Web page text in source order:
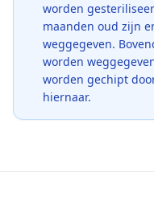
worden
maanden oud zijn
weggegeven.
worden
worden gechipt
hiernaar.